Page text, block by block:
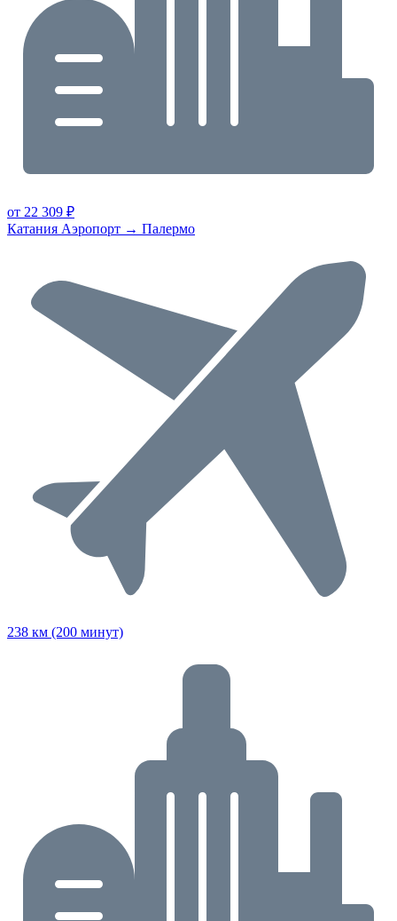
от 22 309 ₽
Катания Аэропорт → Палермо
238 км (200 минут)